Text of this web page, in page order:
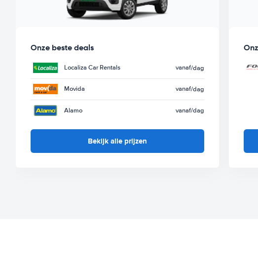
Onze beste deals
Localiza Car Rentals vanaf/dag
Movida vanaf/dag
Alamo vanaf/dag
Bekijk alle prijzen